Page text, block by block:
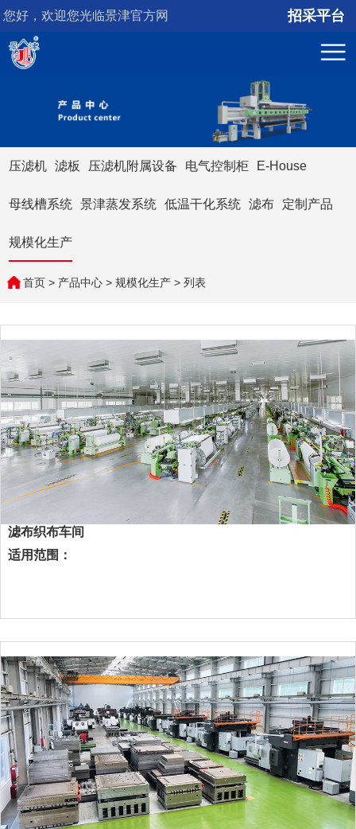
您好，欢迎您光临景津官方网
站！
招采平台
压滤机 滤板 压滤机附属设备 电气控制柜 E-House
母线槽系统 景津蒸发系统 低温干化系统 滤布 定制产品
规模化生产
首页> 产品中心> 规模化生产> 列表
滤布织布车间
适用范围：